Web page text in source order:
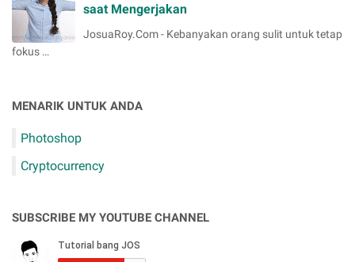
saat Mengerjakan
JosuaRoy.Com - Kebanyakan orang sulit untuk tetap
fokus …
MENARIK UNTUK ANDA
Photoshop
Cryptocurrency
SUBSCRIBE MY YOUTUBE CHANNEL